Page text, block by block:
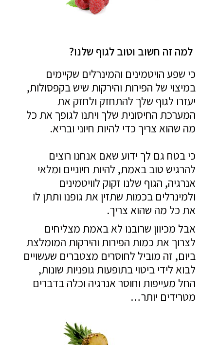
למה זה חשוב וטוב לגוף שלנו?
כי שפע הויטמינים והמינרלים שקיימים
במיצוי של הפירות והירקות שיש בקפסולות,
יעזרו לגוף שלך להתחזק ולחזק את
המערכת החיסונית שלך ויתנו לגופך את כל
מה שהוא צריך כדי להיות חיוני ובריא.
כי בטח גם לך ידוע שאם אנחנו רוצים
להרגיש טוב באמת, להיות חיוניים ומלאי
אנרגיה, הגוף שלנו זקוק לוויטמינים
ולמינרלים בכמות שתזין את גופנו ותתן לו
את כל מה שהוא צריך.
אבל מכיוון שרובנו לא באמת מצליחים
לצרוך את כמות הפירות והירקות המומלצת
ביום, זה מוביל לחוסרים מצטברים שעשויים
לבוא לידי ביטוי בתופעות גופניות שונות,
החל מעייפות וחוסר אנרגיה וכלה בדברים
מטרידים יותר…